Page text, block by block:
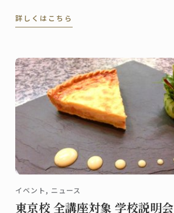
豊かな春の一品をお届けします。
詳しくはこちら
イベント, ニュース
東京校 全講座対象 学校説明会